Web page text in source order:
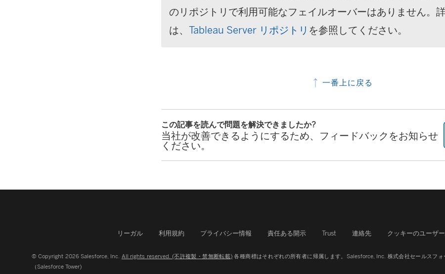
のリポジトリで利用可能なフェイルオーバーはありません。
は、Tableau Server リポジトリ を参照してください。
一番上に戻る
この記事を読んで問題を解決できましたか?
当社が改善できるようにするため、フィードバックをお知らせ
ください。
リーガル 利用規約 プライバシー情報 責任ある開示 Trust 連絡先 クッキーのユーザ
© Copyright 2026 Salesforce, Inc. All rights reserved. (不許複製・禁無断転載) 各種商標はそれぞれの所有者に帰属します。Salesforce, Inc. 株式会社セールスフ
（Salesforce Tower)